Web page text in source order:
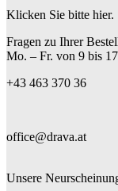
Klicken Sie bitte hier.
Fragen zu Ihrer
Mo. – Fr. von 9 bis
+43 463 370 36
office@drava.at
Unsere